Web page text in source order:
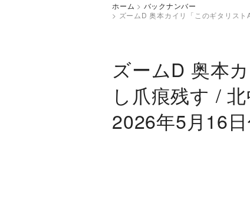
ホーム > バックナンバー
> ズームD 奥本カイリ「このギタリス
ズームD 奥本
し爪痕残す /
2026年5月16